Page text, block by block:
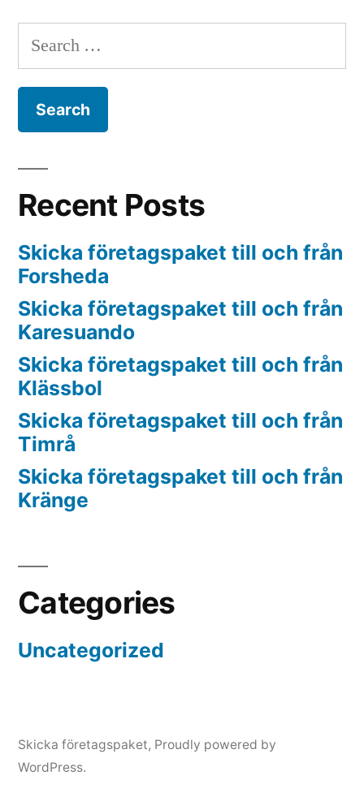
Search
for:
Recent Posts
Skicka företagspaket till och från
Forsheda
Skicka företagspaket till och från
Karesuando
Skicka företagspaket till och från
Klässbol
Skicka företagspaket till och från
Timrå
Skicka företagspaket till och från
Kränge
Categories
Uncategorized
Skicka företagspaket, Proudly powered by
WordPress.